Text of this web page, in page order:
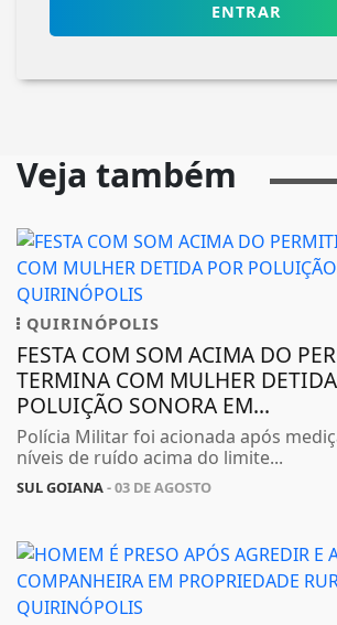
ENTRAR
Veja também
QUIRINÓPOLIS
FESTA COM SOM ACIMA DO
TERMINA COM MULHER
POLUIÇÃO SONORA EM...
Polícia Militar foi acionada após
níveis de ruído acima do limite...
SUL GOIANA- 03 DE AGOSTO